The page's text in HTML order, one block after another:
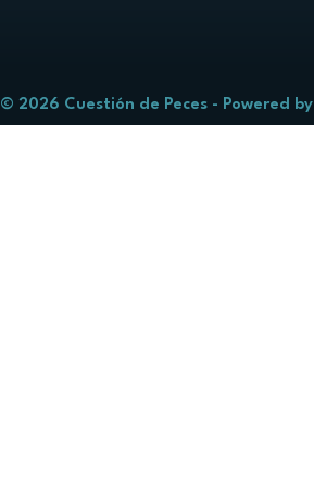
© 2026 Cuestión de Peces - Powered by